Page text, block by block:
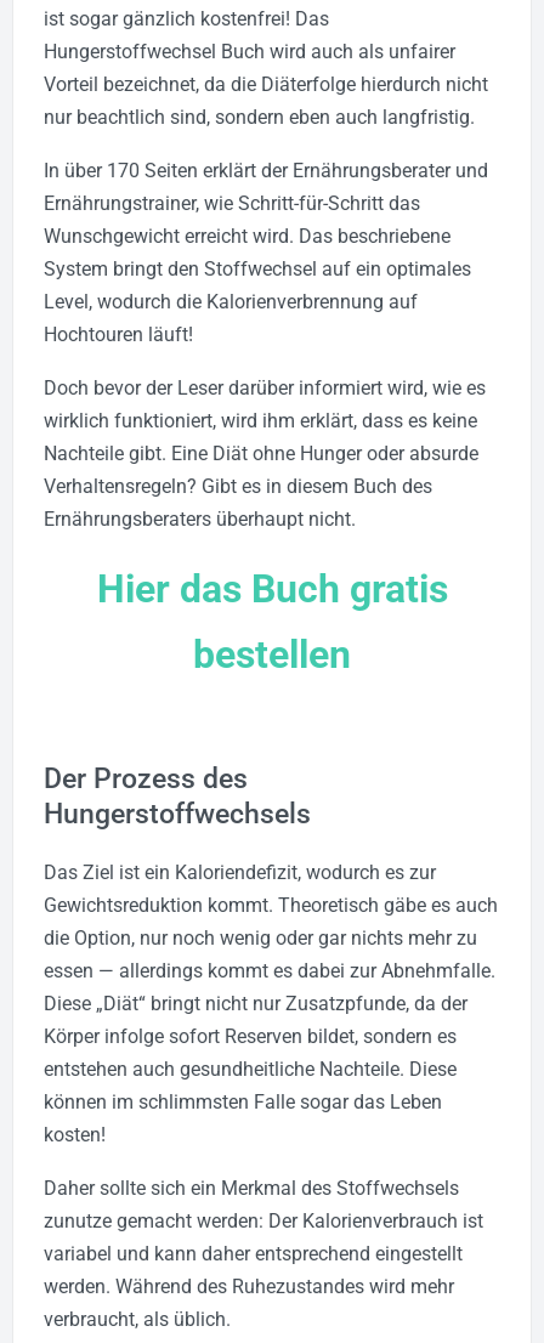
ist sogar gänzlich kostenfrei! Das
Hungerstoffwechsel Buch wird auch als unfairer
Vorteil bezeichnet, da die Diäterfolge hierdurch nicht
nur beachtlich sind, sondern eben auch langfristig.
In über 170 Seiten erklärt der Ernährungsberater und
Ernährungstrainer, wie Schritt-für-Schritt das
Wunschgewicht erreicht wird. Das beschriebene
System bringt den Stoffwechsel auf ein optimales
Level, wodurch die Kalorienverbrennung auf
Hochtouren läuft!
Doch bevor der Leser darüber informiert wird, wie es
wirklich funktioniert, wird ihm erklärt, dass es keine
Nachteile gibt. Eine Diät ohne Hunger oder absurde
Verhaltensregeln? Gibt es in diesem Buch des
Ernährungsberaters überhaupt nicht.
Hier das Buch gratis
bestellen
Der Prozess des
Hungerstoffwechsels
Das Ziel ist ein Kaloriendefizit, wodurch es zur
Gewichtsreduktion kommt. Theoretisch gäbe es auch
die Option, nur noch wenig oder gar nichts mehr zu
essen — allerdings kommt es dabei zur Abnehmfalle.
Diese „Diät“ bringt nicht nur Zusatzpfunde, da der
Körper infolge sofort Reserven bildet, sondern es
entstehen auch gesundheitliche Nachteile. Diese
können im schlimmsten Falle sogar das Leben
kosten!
Daher sollte sich ein Merkmal des Stoffwechsels
zunutze gemacht werden: Der Kalorienverbrauch ist
variabel und kann daher entsprechend eingestellt
werden. Während des Ruhezustandes wird mehr
verbraucht, als üblich.